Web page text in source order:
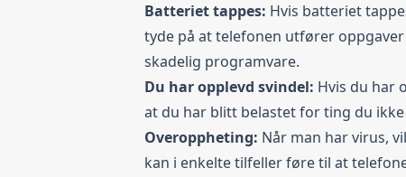
Batteriet tappes: Hvis batteriet
tyde på at telefonen utfører
skadelig programvare.
Du har opplevd svindel: Hvis du har
at du har blitt belastet for ting du
Overoppheting: Når man har virus,
kan i enkelte tilfeller føre til at